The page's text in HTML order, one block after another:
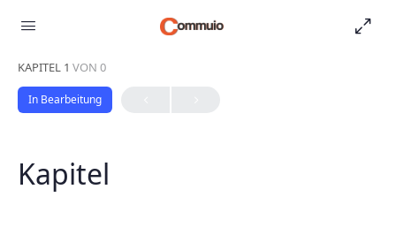
KAPITEL 1 VON 0
In Bearbeitung
Kapitel